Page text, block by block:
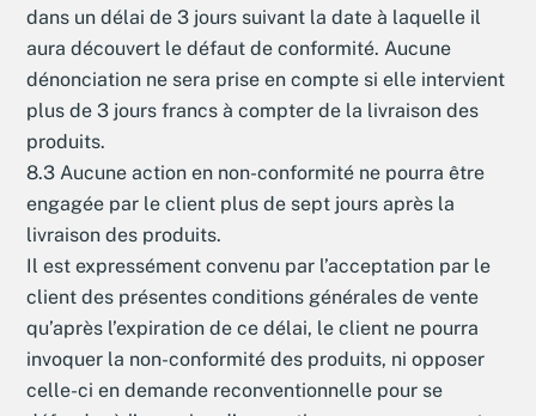
dans un délai de 3 jours suivant la date à laquelle il
aura découvert le défaut de conformité. Aucune
dénonciation ne sera prise en compte si elle intervient
plus de 3 jours francs à compter de la livraison des
produits.
8.3 Aucune action en non-conformité ne pourra être
engagée par le client plus de sept jours après la
livraison des produits.
Il est expressément convenu par l’acceptation par le
client des présentes conditions générales de vente
qu’après l’expiration de ce délai, le client ne pourra
invoquer la non-conformité des produits, ni opposer
celle-ci en demande reconventionnelle pour se